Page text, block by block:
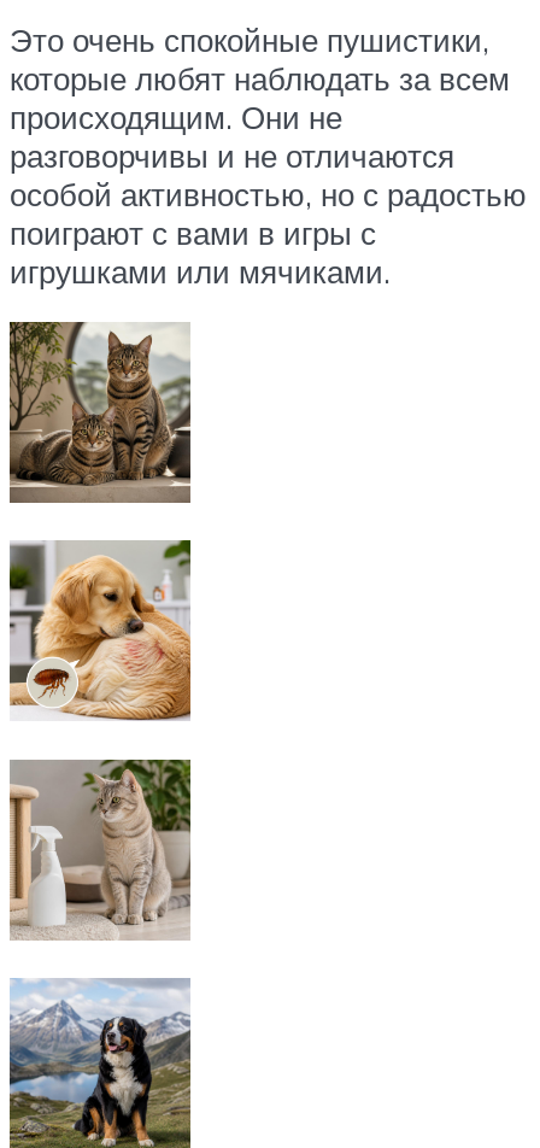
Это очень спокойные пушистики,
которые любят наблюдать за всем
происходящим. Они не
разговорчивы и не отличаются
особой активностью, но с радостью
поиграют с вами в игры с
игрушками или мячиками.